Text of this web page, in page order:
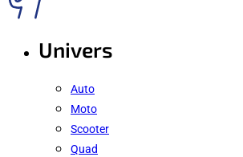
Univers
Auto
Moto
Scooter
Quad